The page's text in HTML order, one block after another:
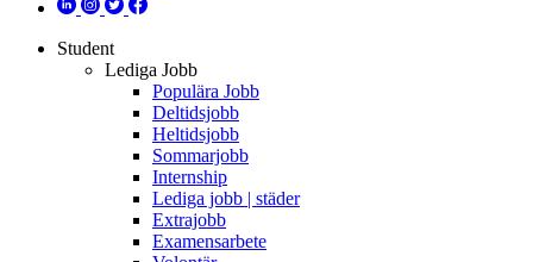
Student
Lediga Jobb
Populära Jobb
Deltidsjobb
Heltidsjobb
Sommarjobb
Internship
Lediga jobb | städer
Extrajobb
Examensarbete